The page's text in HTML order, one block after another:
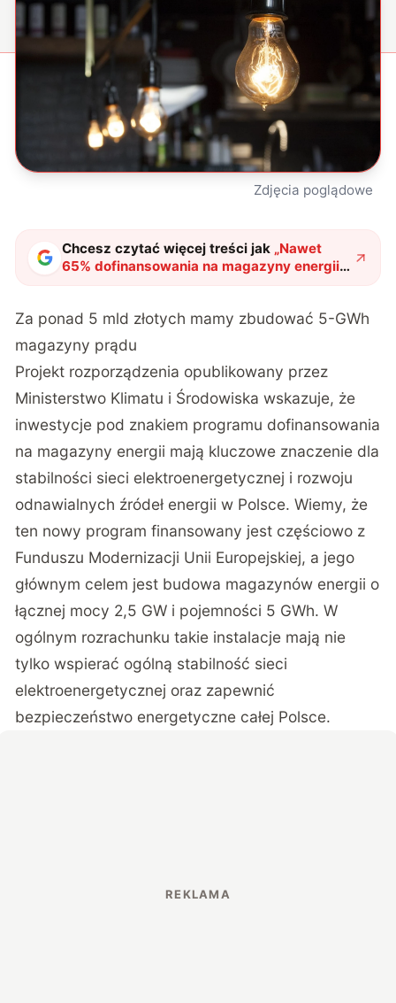
Zdjęcia poglądowe
Chcesz czytać więcej treści jak „Nawet
65% dofinansowania na magazyny energii.
Rząd przedstawia plan modernizacji"?
Za ponad 5 mld złotych mamy zbudować 5-GWh
magazyny prądu
Projekt rozporządzenia opublikowany przez
Ministerstwo Klimatu i Środowiska wskazuje, że
inwestycje pod znakiem programu dofinansowania
na magazyny energii mają kluczowe znaczenie dla
stabilności sieci elektroenergetycznej i rozwoju
odnawialnych źródeł energii w Polsce. Wiemy, że
ten nowy program finansowany jest częściowo z
Funduszu Modernizacji Unii Europejskiej, a jego
głównym celem jest budowa magazynów energii o
łącznej mocy 2,5 GW i pojemności 5 GWh. W
ogólnym rozrachunku takie instalacje mają nie
tylko wspierać ogólną stabilność sieci
elektroenergetycznej oraz zapewnić
bezpieczeństwo energetyczne całej Polsce.